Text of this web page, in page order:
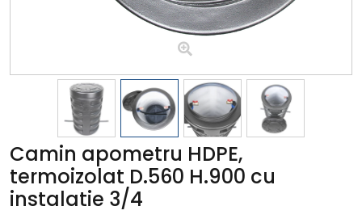
Camin apometru HDPE,
termoizolat D.560 H.900 cu
instalatie 3/4